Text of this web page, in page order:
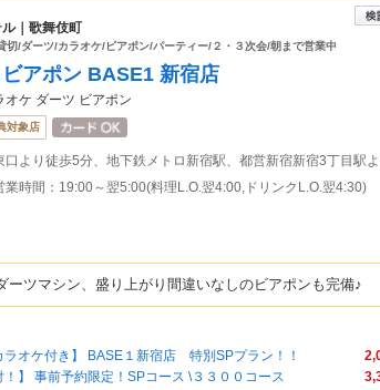
｜歌舞伎町
切/ダーツ/カラオケ/ビアポン/パーティー/２・３次会/朝まで営業中
アポン BASE1 新宿店
オケ ダーツ ビアポン
対象店
業時間：19:00～翌5:00(料理L.O.翌4:00,ドリンクL.O.翌4:30)
ーツマシン、盛り上がり間違いなしのビアポンも完備♪
オケ付き】 BASE１新宿店 特別SPプラン！！
！】 事前予約限定！SPコース \３３００コース